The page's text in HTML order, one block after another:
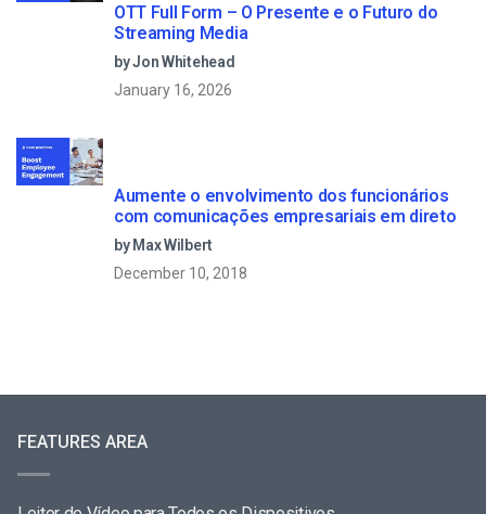
OTT Full Form – O Presente e o Futuro do
Streaming Media
by Jon Whitehead
January 16, 2026
Aumente o envolvimento dos funcionários
com comunicações empresariais em direto
by Max Wilbert
December 10, 2018
FEATURES AREA